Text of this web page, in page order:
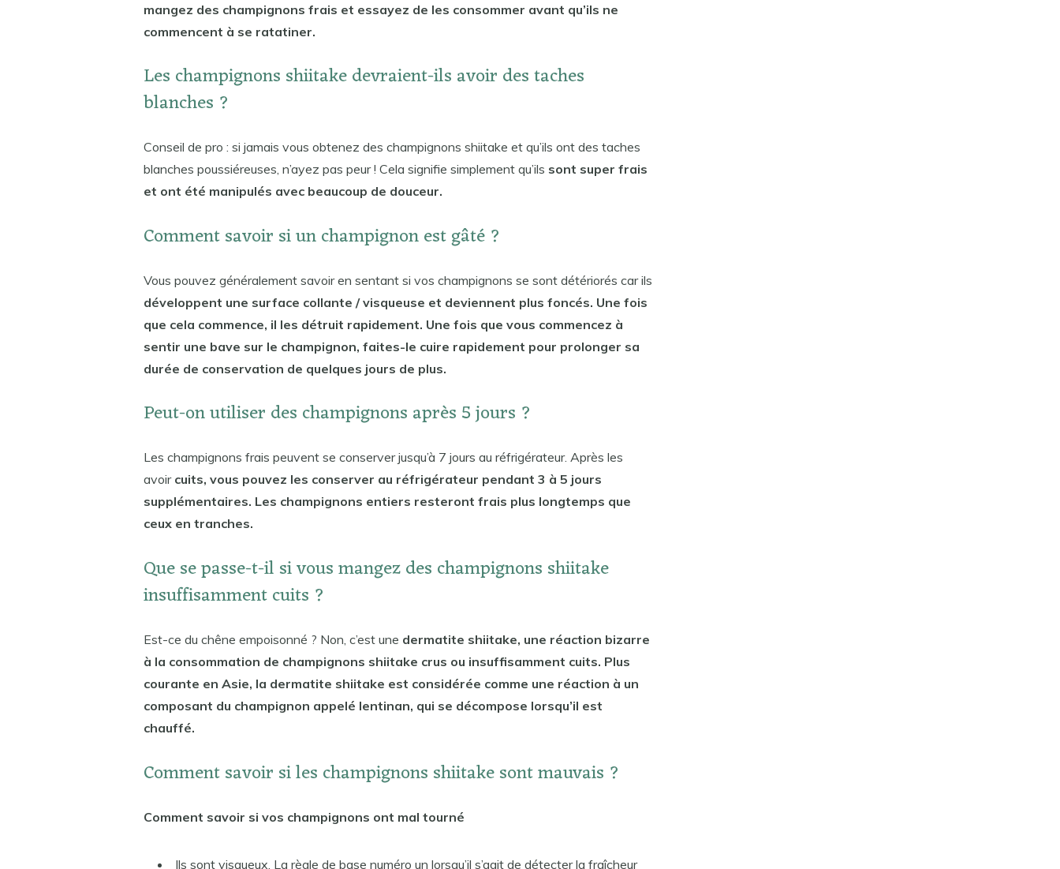
mangez des champignons frais et essayez de les consommer avant qu’ils ne
commencent à se ratatiner.
Les champignons shiitake devraient-ils avoir des taches
blanches ?
Conseil de pro : si jamais vous obtenez des champignons shiitake et qu’ils ont des taches
blanches poussiéreuses, n’ayez pas peur ! Cela signifie simplement qu’ils sont super frais
et ont été manipulés avec beaucoup de douceur.
Comment savoir si un champignon est gâté ?
Vous pouvez généralement savoir en sentant si vos champignons se sont détériorés car ils
développent une surface collante / visqueuse et deviennent plus foncés. Une fois
que cela commence, il les détruit rapidement. Une fois que vous commencez à
sentir une bave sur le champignon, faites-le cuire rapidement pour prolonger sa
durée de conservation de quelques jours de plus.
Peut-on utiliser des champignons après 5 jours ?
Les champignons frais peuvent se conserver jusqu’à 7 jours au réfrigérateur. Après les
avoir cuits, vous pouvez les conserver au réfrigérateur pendant 3 à 5 jours
supplémentaires. Les champignons entiers resteront frais plus longtemps que
ceux en tranches.
Que se passe-t-il si vous mangez des champignons shiitake
insuffisamment cuits ?
Est-ce du chêne empoisonné ? Non, c’est une dermatite shiitake, une réaction bizarre
à la consommation de champignons shiitake crus ou insuffisamment cuits. Plus
courante en Asie, la dermatite shiitake est considérée comme une réaction à un
composant du champignon appelé lentinan, qui se décompose lorsqu’il est
chauffé.
Comment savoir si les champignons shiitake sont mauvais ?
Comment savoir si vos champignons ont mal tourné
Ils sont visqueux. La règle de base numéro un lorsqu’il s’agit de détecter la fraîcheur